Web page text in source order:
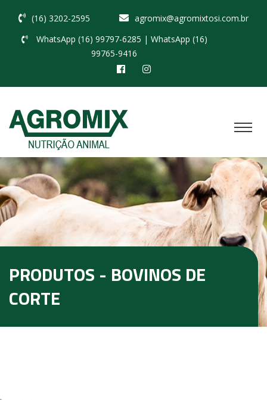
(16) 3202-2595
agromix@agromixtosi.com.br
WhatsApp (16) 99797-6285 | WhatsApp (16)
99765-9416
PRODUTOS - BOVINOS DE
CORTE